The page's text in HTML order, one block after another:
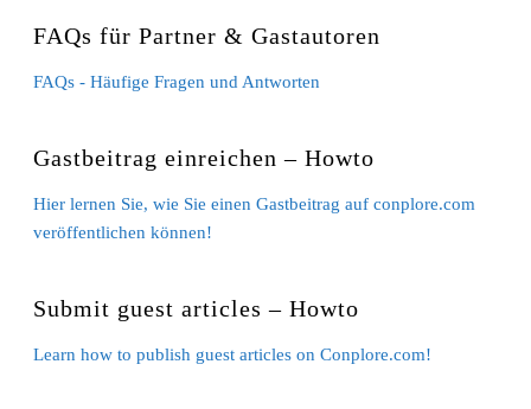
FAQs für Partner & Gastautoren
FAQs - Häufige Fragen und Antworten
Gastbeitrag einreichen – Howto
Hier lernen Sie, wie Sie einen Gastbeitrag auf conplore.com
veröffentlichen können!
Submit guest articles – Howto
Learn how to publish guest articles on Conplore.com!